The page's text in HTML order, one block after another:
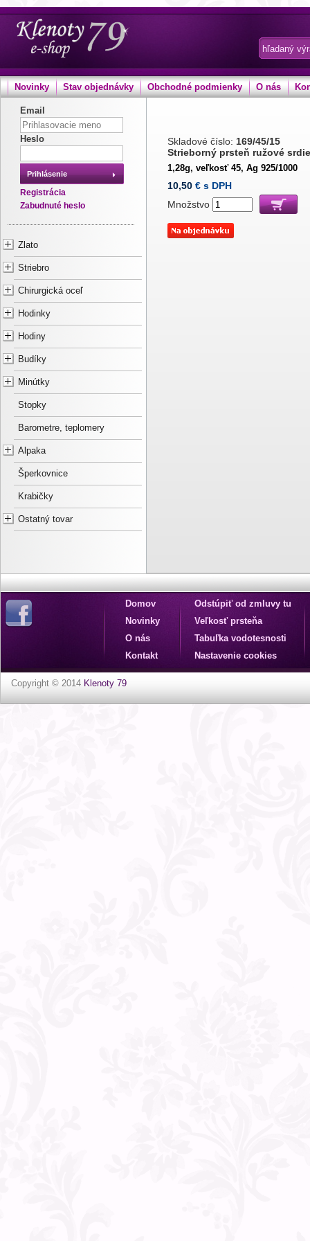
Novinky Stav objednávky Obchodné podmienky O nás
Email
Heslo
Prihlásenie
Registrácia
Zabudnuté heslo
Zlato
Striebro
Chirurgická oceľ
Hodinky
Hodiny
Budíky
Minútky
Stopky
Barometre, teplomery
Alpaka
Šperkovnice
Krabičky
Ostatný tovar
Skladové číslo: 169/45/15
Strieborný prsteň ružové
1,28g, veľkosť 45, Ag 925/1000
10,50 € s DPH
Množstvo
Domov
Novinky
O nás
Kontakt
Odstúpiť od zmluvy tu
Veľkosť prsteňa
Tabuľka vodotesnosti
Nastavenie cookies
Copyright © 2014 Klenoty 79